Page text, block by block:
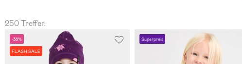
250 Treffer.
-38%
FLASH SALE
Superpreis